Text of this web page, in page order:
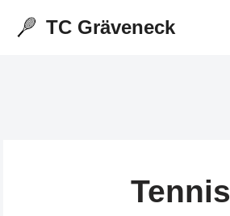
TC Gräveneck
Tennis